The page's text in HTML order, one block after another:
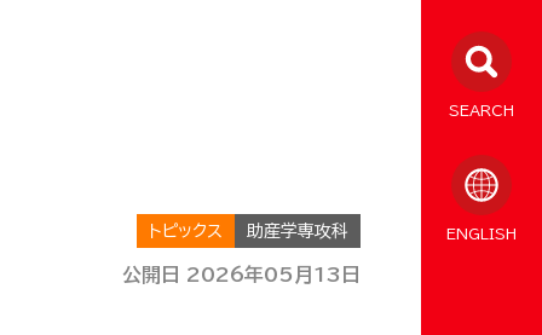
SEARCH
ENGLISH
トピックス 助産学専攻科
公開日 2026年05月13日